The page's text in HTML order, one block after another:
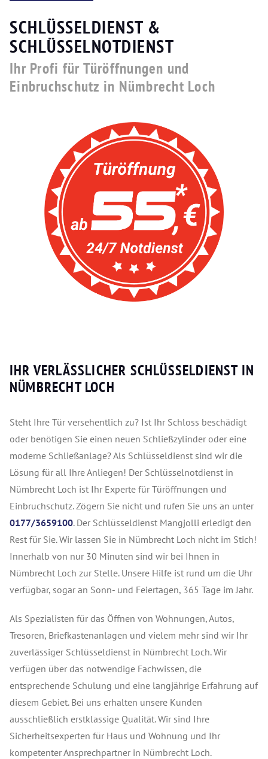
SCHLÜSSELDIENST &
SCHLÜSSELNOTDIENST
Ihr Profi für Türöffnungen und
Einbruchschutz in Nümbrecht Loch
IHR VERLÄSSLICHER SCHLÜSSELDIENST IN
NÜMBRECHT LOCH
Steht Ihre Tür versehentlich zu? Ist Ihr Schloss beschädigt
oder benötigen Sie einen neuen Schließzylinder oder eine
moderne Schließanlage? Als Schlüsseldienst sind wir die
Lösung für all Ihre Anliegen! Der Schlüsselnotdienst in
Nümbrecht Loch ist Ihr Experte für Türöffnungen und
Einbruchschutz. Zögern Sie nicht und rufen Sie uns an unter
0177/3659100. Der Schlüsseldienst Mangjolli erledigt den
Rest für Sie. Wir lassen Sie in Nümbrecht Loch nicht im Stich!
Innerhalb von nur 30 Minuten sind wir bei Ihnen in
Nümbrecht Loch zur Stelle. Unsere Hilfe ist rund um die Uhr
verfügbar, sogar an Sonn- und Feiertagen, 365 Tage im Jahr.
Als Spezialisten für das Öffnen von Wohnungen, Autos,
Tresoren, Briefkastenanlagen und vielem mehr sind wir Ihr
zuverlässiger Schlüsseldienst in Nümbrecht Loch. Wir
verfügen über das notwendige Fachwissen, die
entsprechende Schulung und eine langjährige Erfahrung auf
diesem Gebiet. Bei uns erhalten unsere Kunden
ausschließlich erstklassige Qualität. Wir sind Ihre
Sicherheitsexperten für Haus und Wohnung und Ihr
kompetenter Ansprechpartner in Nümbrecht Loch.